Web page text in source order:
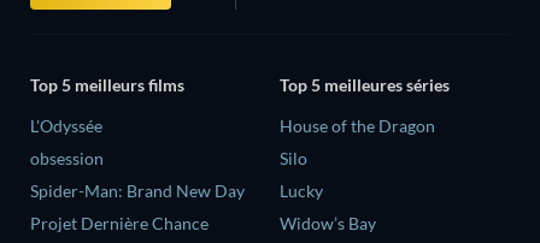
Top 5 meilleurs films
L'Odyssée
obsession
Spider-Man: Brand New Day
Projet Dernière Chance
Top 5 meilleures séries
House of the Dragon
Silo
Lucky
Widow’s Bay